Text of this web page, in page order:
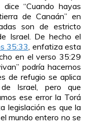
dice “Cuando hayas
de Canaán” en
son de estricto
Israel. De hecho el
35:33, enfatiza esta
en el verso 35:29
podría hacernos
de refugio se aplica
Israel, pero que
ese error la Torá
legislación es que la
mundo entero no se